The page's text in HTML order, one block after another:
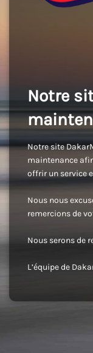
Notre
Notre site
maintenance
offrir un service
Nous nous
remercions de
Nous serons de
L’équipe de